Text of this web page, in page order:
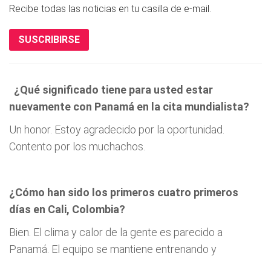
Recibe todas las noticias en tu casilla de e-mail.
SUSCRIBIRSE
¿Qué significado tiene para usted estar
nuevamente con Panamá en la cita mundialista?
Un honor. Estoy agradecido por la oportunidad.
Contento por los muchachos.
¿Cómo han sido los primeros cuatro primeros
días en Cali, Colombia?
Bien. El clima y calor de la gente es parecido a
Panamá. El equipo se mantiene entrenando y